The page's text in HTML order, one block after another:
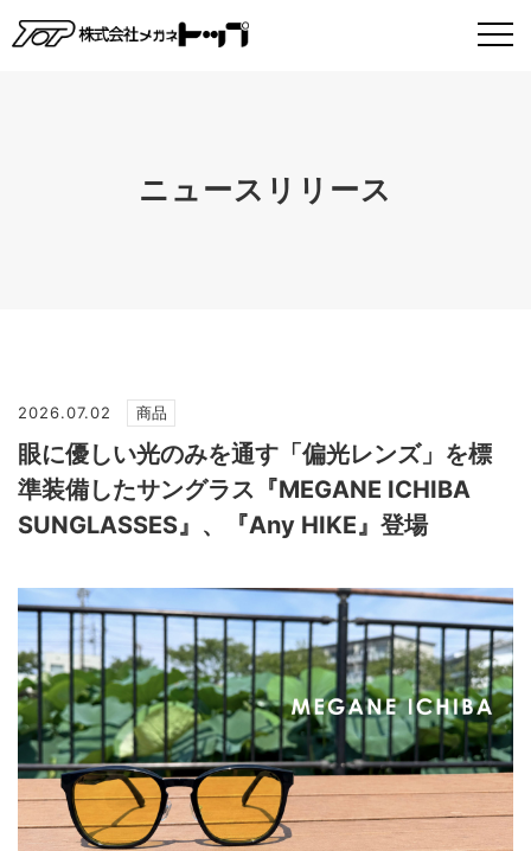
ニュースリリース
2026.07.02 商品
眼に優しい光のみを通す「偏光レンズ」を標
準装備したサングラス『MEGANE ICHIBA
SUNGLASSES』、『Any HIKE』登場